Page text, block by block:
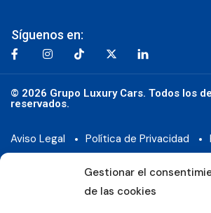
Gestionar el
de las cookies
Síguenos en:
© 2026 Grupo Luxury Cars. Todos los
reservados.
Aviso Legal Política de Privacidad